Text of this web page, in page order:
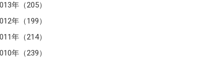
年（205）
年（199）
年（214）
年（239）